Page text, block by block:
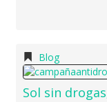
Blog
Sol sin